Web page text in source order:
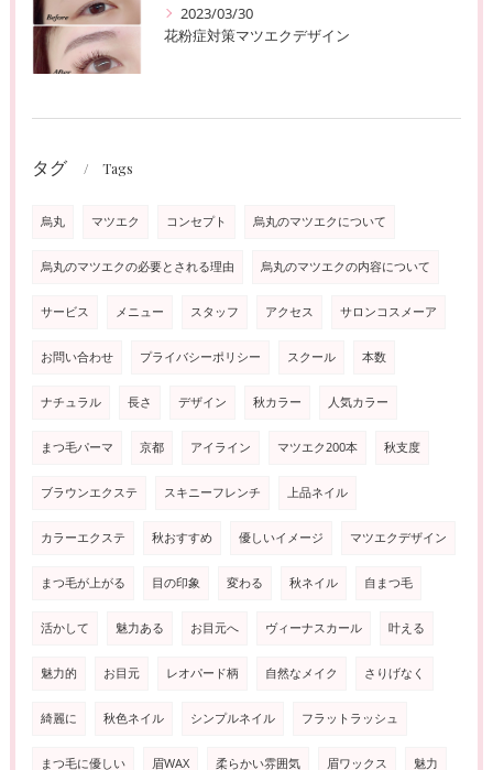
2023/03/30
花粉症対策マツエクデザイン
タグ Tags
烏丸 マツエク コンセプト 烏丸のマツエクについて
烏丸のマツエクの必要とされる理由 烏丸のマツエクの内容について
サービス メニュー スタッフ アクセス サロンコスメーア
お問い合わせ プライバシーポリシー スクール 本数
ナチュラル 長さ デザイン 秋カラー 人気カラー
まつ毛パーマ 京都 アイライン マツエク200本 秋支度
ブラウンエクステ スキニーフレンチ 上品ネイル
カラーエクステ 秋おすすめ 優しいイメージ マツエクデザイン
まつ毛が上がる 目の印象 変わる 秋ネイル 自まつ毛
活かして 魅力ある お目元へ ヴィーナスカール 叶える
魅力的 お目元 レオパード柄 自然なメイク さりげなく
綺麗に 秋色ネイル シンプルネイル フラットラッシュ
まつ毛に優しい 眉WAX 柔らかい雰囲気 眉ワックス 魅力